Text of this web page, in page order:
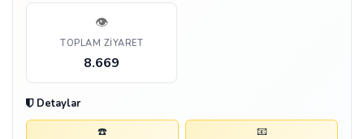
👁️
TOPLAM ZIYARET
8.669
Detaylar
☎️
📧